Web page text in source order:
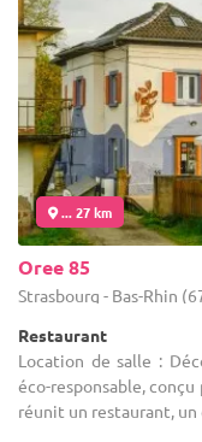
... 27 km
Oree 85
Strasbourg - Bas-Rhin
Restaurant
Location de salle :
éco-responsable,
réunit un restaurant, un